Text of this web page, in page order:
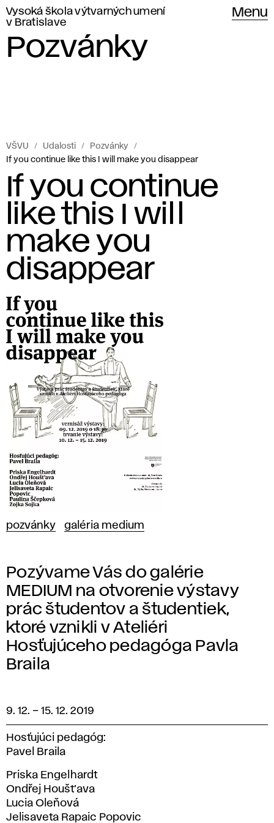
Vysoká škola výtvarných umení
v Bratislave
Menu
Pozvánky
VŠVU Udalosti
Pozvánky
If you continue like this I will make you disappear
If you continue
like this I will
make you
disappear
pozvánky galéria medium
Pozývame Vás do galérie
MEDIUM na otvorenie výstavy
prác študentov a študentiek,
ktoré vznikli v Ateliéri
Hosťujúceho pedagóga Pavla
Braila
9. 12. – 15. 12. 2019
Hosťujúci pedagóg:
Pavel Braila
Priska Engelhardt
Ondřej Houšt’ava
Lucia Oleňová
Jelisaveta Rapaic Popovic